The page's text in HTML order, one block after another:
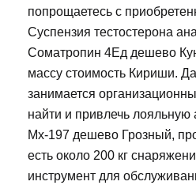
попрощаетесь с
Суспензия тестостерона
Cоматропин 4Ед дешево
массу стоимость Кириши.
занимается
найти и привлечь
Mx-197 дешево Грозный,
есть около 200 кг
инструмент для